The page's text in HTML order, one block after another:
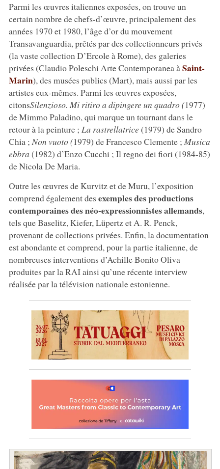
Parmi les œuvres italiennes exposées, on trouve un
certain nombre de chefs-d’œuvre, principalement des
années 1970 et 1980, l’âge d’or du mouvement
Transavanguardia, prêtés par des collectionneurs privés
(la vaste collection D’Ercole à Rome), des galeries
privées (Claudio Poleschi Arte Contemporanea àSaint-
Marin), des musées publics (Mart), mais aussi par les
artistes eux-mêmes. Parmi les œuvres exposées,
citonsSilenzioso. Mi ritiro a dipingere un quadro (1977)
de Mimmo Paladino, qui marque un tournant dans le
retour à la peinture ; La rastrellatrice(1979) de Sandro
Chia ; Non vuoto (1979) de Francesco Clemente ; Musica
ebbra (1982) d’Enzo Cucchi ; Il regno dei fiori (1984-85)
de Nicola De Maria.
Outre les œuvres de Kurvitz et de Muru, l’exposition
comprend également des exemples des productions
contemporaines des néo-expressionnistes allemands,
tels que Baselitz, Kiefer, Lüpertz et A. R. Penck,
provenant de collections privées. Enfin, la documentation
est abondante et comprend, pour la partie italienne, de
nombreuses interventions d’Achille Bonito Oliva
produites par la RAI ainsi qu’une récente interview
réalisée par la télévision nationale estonienne.